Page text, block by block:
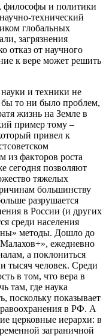
философы и политики
технический
глобальных
загрязнения
отказ от научного
к вере может решить
и техники не
то ни было проблем,
жизнь на Земле в
пример тому –
привел к
из факторов роста
сегодня позволяют
тяжелых
большинству
разрушается
в России (и других
среди населения
методы. Дошло до
ежедневно
а поклониться
тысяч человек. Среди
в том, что вера в
там, где наука
поскольку показывает
в РФ. А
церковные иерархи: в
заграничной